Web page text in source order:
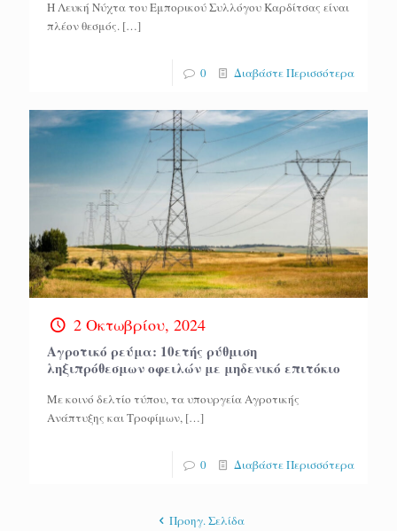
Η Λευκή Νύχτα του Εμπορικού Συλλόγου Καρδίτσας είναι
πλέον θεσμός. […]
0 Διαβάστε Περισσότερα
2 Οκτωβρίου, 2024
Αγροτικό ρεύμα: 10ετής ρύθμιση
ληξιπρόθεσμων οφειλών με μηδενικό επιτόκιο
Με κοινό δελτίο τύπου, τα υπουργεία Αγροτικής
Ανάπτυξης και Τροφίμων, […]
0 Διαβάστε Περισσότερα
Προηγ. Σελίδα